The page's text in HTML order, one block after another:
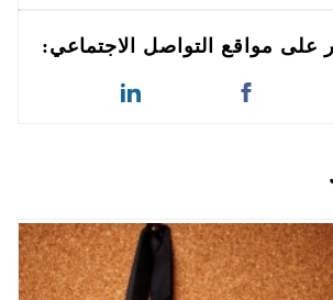
على مواقع التواصل الاجتماعي: